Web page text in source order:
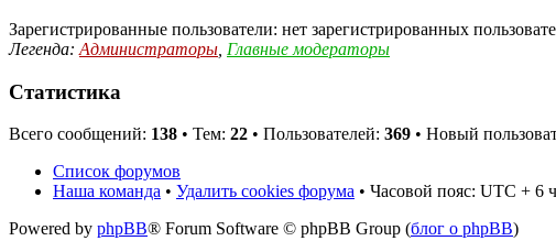
Зарегистрированные пользователи: нет зарегистрированных
Легенда: Администраторы Главные модераторы
Статистика
Всего сообщений: 138 • Тем: 22 • Пользователей: 369 • Новый
Список форумов
Наша команда • Удалить cookies форума • Часовой пояс: UTC + 6
Powered by phpBB® Forum Software © phpBB Group (блог о phpBB)